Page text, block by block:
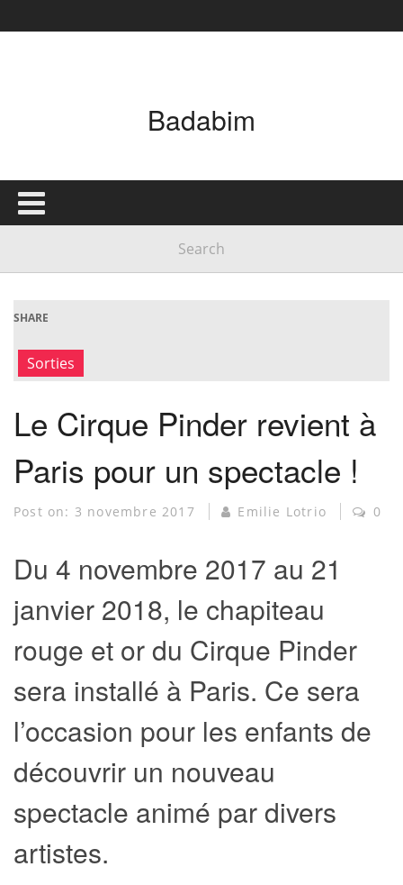
Badabim
SHARE
Sorties
Le Cirque Pinder revient à
Paris pour un spectacle !
Post on: 3 novembre 2017 Emilie Lotrio 0
Du 4 novembre 2017 au 21
janvier 2018, le chapiteau
rouge et or du Cirque Pinder
sera installé à Paris. Ce sera
l’occasion pour les enfants de
découvrir un nouveau
spectacle animé par divers
artistes.